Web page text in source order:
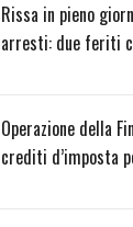
Rissa in pieno
arresti: due feriti
Operazione della
crediti d’imposta